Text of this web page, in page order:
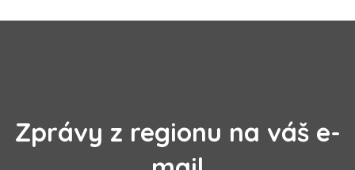
Zprávy z regionu na váš e-